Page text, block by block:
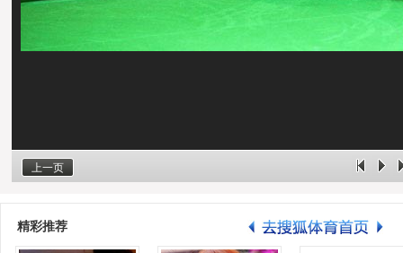
上一页
精彩推荐